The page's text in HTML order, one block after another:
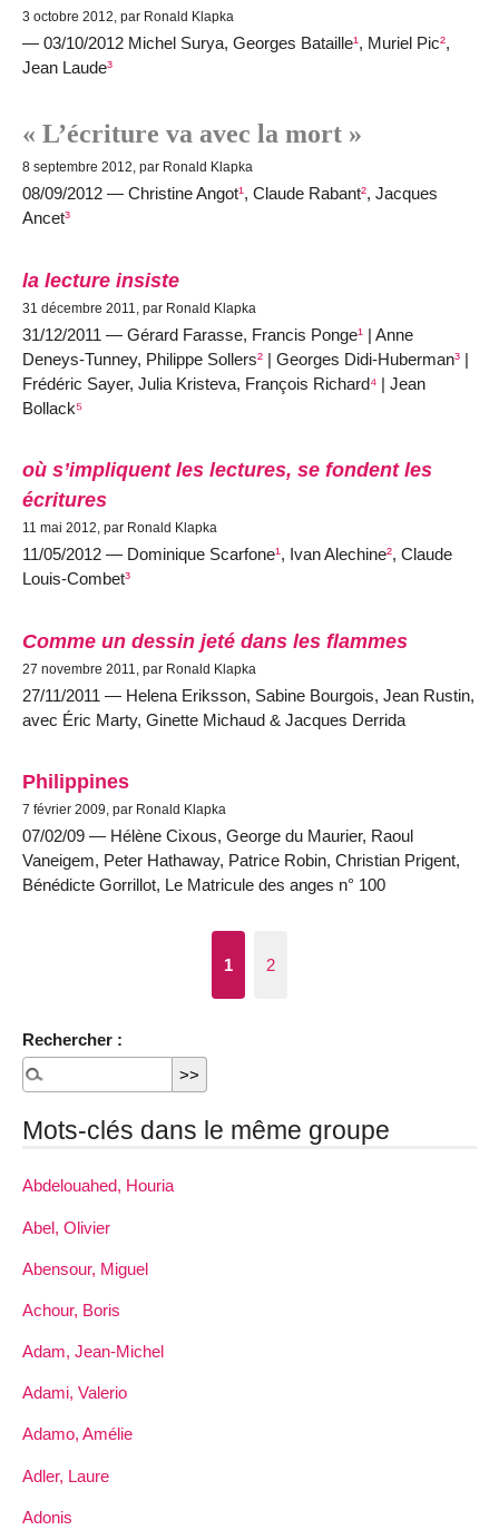
3 octobre 2012, par Ronald Klapka
— 03/10/2012 Michel Surya, Georges Bataille¹, Muriel Pic²,
Jean Laude³
« L’écriture va avec la mort »
8 septembre 2012, par Ronald Klapka
08/09/2012 — Christine Angot¹, Claude Rabant², Jacques
Ancet³
la lecture insiste
31 décembre 2011, par Ronald Klapka
31/12/2011 — Gérard Farasse, Francis Ponge¹ | Anne
Deneys-Tunney, Philippe Sollers² | Georges Didi-Huberman³ |
Frédéric Sayer, Julia Kristeva, François Richard⁴ | Jean
Bollack⁵
où s’impliquent les lectures, se fondent les
écritures
11 mai 2012, par Ronald Klapka
11/05/2012 — Dominique Scarfone¹, Ivan Alechine², Claude
Louis-Combet³
Comme un dessin jeté dans les flammes
27 novembre 2011, par Ronald Klapka
27/11/2011 — Helena Eriksson, Sabine Bourgois, Jean Rustin,
avec Éric Marty, Ginette Michaud & Jacques Derrida
Philippines
7 février 2009, par Ronald Klapka
07/02/09 — Hélène Cixous, George du Maurier, Raoul
Vaneigem, Peter Hathaway, Patrice Robin, Christian Prigent,
Bénédicte Gorrillot, Le Matricule des anges n° 100
1 2
Rechercher :
Mots-clés dans le même groupe
Abdelouahed, Houria
Abel, Olivier
Abensour, Miguel
Achour, Boris
Adam, Jean-Michel
Adami, Valerio
Adamo, Amélie
Adler, Laure
Adonis